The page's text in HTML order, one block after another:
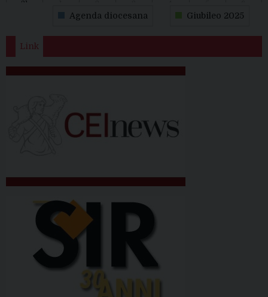
31
Agenda diocesana Giubileo 2025
Link